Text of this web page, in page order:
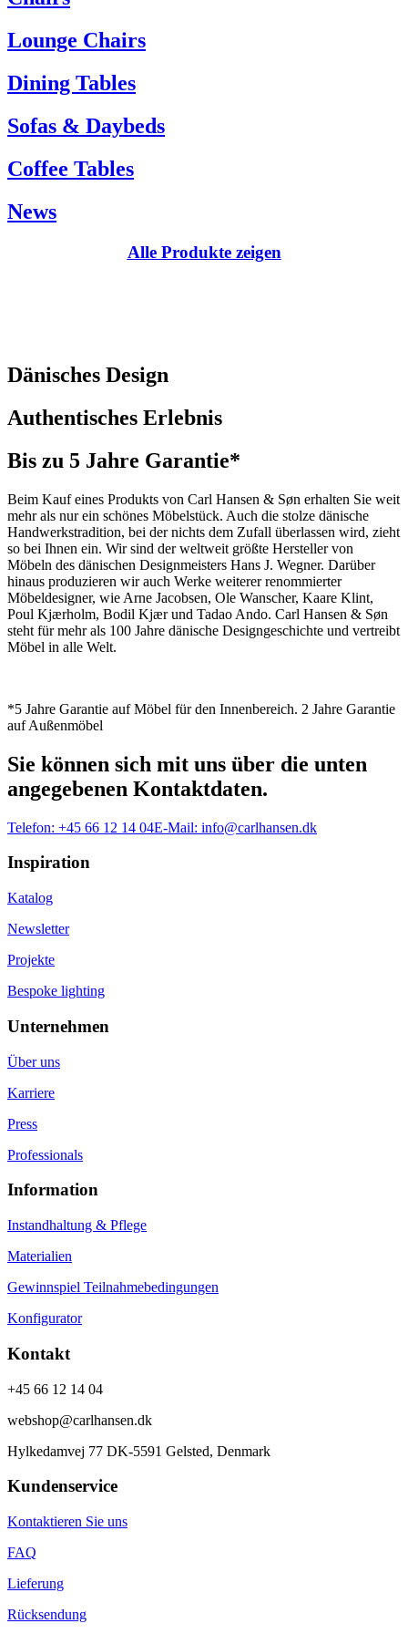
Kundenservice:
Tel.: +45 66 12 14 04
info@carlhansen.dk
Lounge Chairs
Dining Tables
Sofas & Daybeds
Coffee Tables
News
Alle Produkte zeigen
Dänisches Design
Authentisches Erlebnis
Bis zu 5 Jahre Garantie*
Beim Kauf eines Produkts von Carl Hansen & Søn erhalten Sie weit
mehr als nur ein schönes Möbelstück. Auch die stolze dänische
Handwerkstradition, bei der nichts dem Zufall überlassen wird, zieht
so bei Ihnen ein. Wir sind der weltweit größte Hersteller von
Möbeln des dänischen Designmeisters Hans J. Wegner. Darüber
hinaus produzieren wir auch Werke weiterer renommierter
Möbeldesigner, wie Arne Jacobsen, Ole Wanscher, Kaare Klint,
Poul Kjærholm, Bodil Kjær und Tadao Ando. Carl Hansen & Søn
steht für mehr als 100 Jahre dänische Designgeschichte und vertreibt
Möbel in alle Welt.
*5 Jahre Garantie auf Möbel für den Innenbereich. 2 Jahre Garantie
auf Außenmöbel
Sie können sich mit uns über die unten
angegebenen Kontaktdaten.
Telefon: +45 66 12 14 04E-Mail: info@carlhansen.dk
Inspiration
Katalog
Newsletter
Projekte
Bespoke lighting
Unternehmen
Über uns
Karriere
Press
Professionals
Information
Instandhaltung & Pflege
Materialien
Gewinnspiel Teilnahmebedingungen
Konfigurator
Kontakt
+45 66 12 14 04
webshop@carlhansen.dk
Hylkedamvej 77 DK-5591 Gelsted, Denmark
Kundenservice
Kontaktieren Sie uns
FAQ
Lieferung
Rücksendung